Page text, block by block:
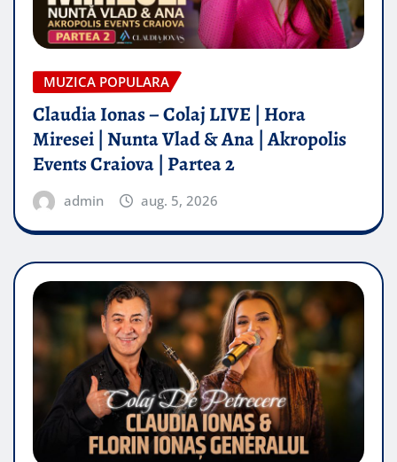
MUZICA POPULARA
Claudia Ionas – Colaj LIVE | Hora
Miresei | Nunta Vlad & Ana | Akropolis
Events Craiova | Partea 2
admin aug. 5, 2026